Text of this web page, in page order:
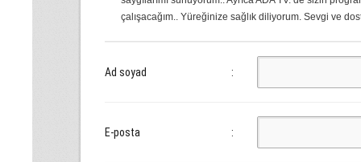
çalışacağım.. Yüreğinize sağlık diliyorum. Sevgi ve
Ad soyad :
E-posta :